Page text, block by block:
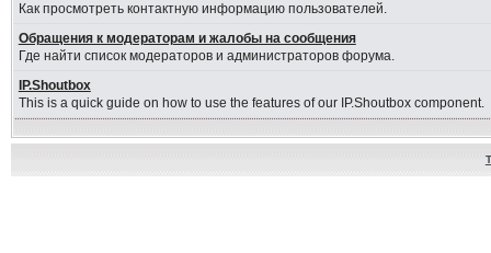
Как просмотреть контактную информацию пользователей.
Обращения к модераторам и жалобы на сообщения
Где найти список модераторов и администраторов форума.
IP.Shoutbox
This is a quick guide on how to use the features of our IP.Shoutbox component.